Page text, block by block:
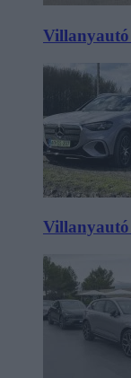
Villanyautó
Villanyautó